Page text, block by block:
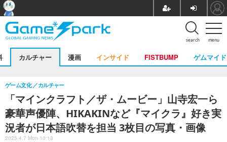
menu
search
カルチャー 漫画 インサイド FISTBUMP ゲムマイド
「マインクラフト／ザ・ムービー」山寺宏一ら
豪華声優陣、HIKAKINなど『マイクラ』好き実
況者が日本語吹替を担当 3枚目の写真・画像
ゲーム文化 カルチャー
2025.4.7 Mon 10:13